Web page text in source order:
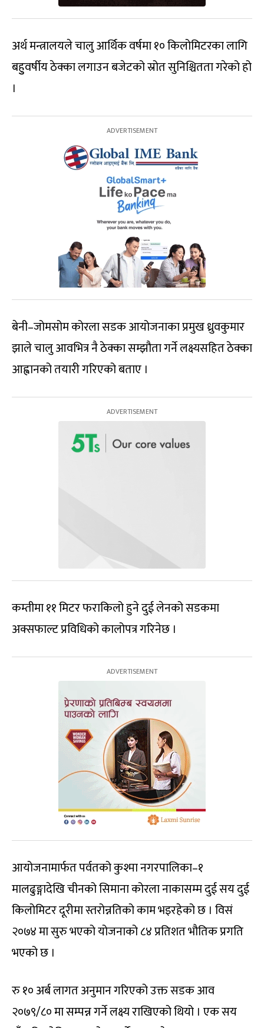
अर्थ मन्त्रालयले चालु आर्थिक वर्षमा १० किलोमिटरका लागि
बहुुवर्षीय ठेक्का लगाउन बजेटको स्रोत सुनिश्चितता गरेको हो
।
बेनी–जोमसोम कोरला सडक आयोजनाका प्रमुख ध्रुवकुमार
झाले चालु आवभित्र नै ठेक्का सम्झौता गर्ने लक्ष्यसहित ठेक्का
आह्वानको तयारी गरिएको बताए ।
कम्तीमा ११ मिटर फराकिलो हुने दुई लेनको सडकमा
अक्सफाल्ट प्रविधिको कालोपत्र गरिनेछ ।
आयोजनामार्फत पर्वतको कुश्मा नगरपालिका–१
मालढुङ्गादेखि चीनको सिमाना कोरला नाकासम्म दुई सय दुई
किलोमिटर दूरीमा स्तरोन्नतिको काम भइरहेको छ । विसं
२०७४ मा सुरु भएको योजनाको ८४ प्रतिशत भौतिक प्रगति
भएको छ ।
रु १० अर्ब लागत अनुमान गरिएको उक्त सडक आव
२०७९/८० मा सम्पन्न गर्ने लक्ष्य राखिएको थियो । एक सय